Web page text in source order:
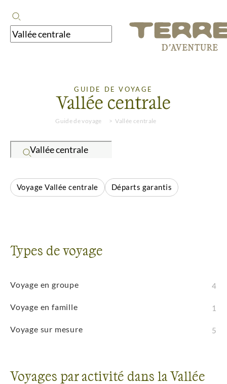
GUIDE DE VOYAGE
Vallée centrale
Guide de voyage Vallée centrale
Voyage Vallée centrale Départs garantis
Types de voyage
Voyage en groupe 4
Voyage en famille 1
Voyage sur mesure 5
Voyages par activité dans la Vallée